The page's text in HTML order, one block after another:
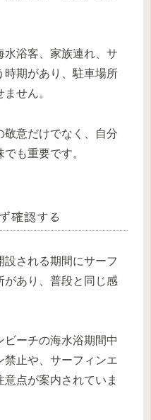
水浴客、家族連れ、サ
時期があり、駐車場所
せん。
敬意だけでなく、自分
も重要です。
確認する
される期間にサーフ
があり、普段と同じ感
ーチの海水浴期間中
禁止や、サーフィンエ
点が案内されていま